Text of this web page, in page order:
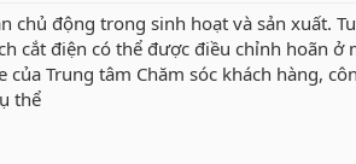
chủ động trong sinh hoạt và sản xuất.
cắt điện có thể được điều chỉnh hoãn ở
Trung tâm Chăm sóc khách hàng,
thể